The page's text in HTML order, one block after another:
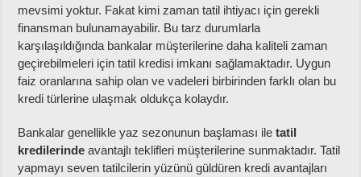
mevsimi yoktur. Fakat kimi zaman tatil ihtiyacı için gerekli
finansman bulunamayabilir. Bu tarz durumlarla
karşılaşıldığında bankalar müşterilerine daha kaliteli zaman
geçirebilmeleri için tatil kredisi imkanı sağlamaktadır. Uygun
faiz oranlarına sahip olan ve vadeleri birbirinden farklı olan bu
kredi türlerine ulaşmak oldukça kolaydır.
Bankalar genellikle yaz sezonunun başlaması iletatil
kredilerinde avantajlı teklifleri müşterilerine sunmaktadır. Tatil
yapmayı seven tatilcilerin yüzünü güldüren kredi avantajları